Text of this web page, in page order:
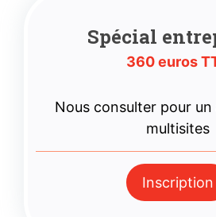
Spécial
360 euros
Nous consulter pour
multisites
Inscription